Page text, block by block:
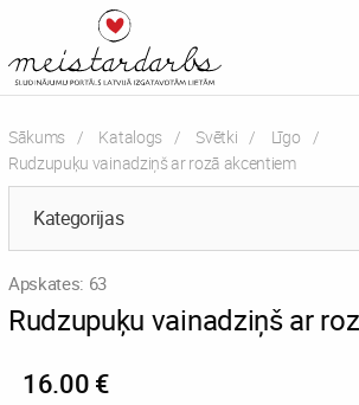
Sākums Katalogs Svētki
Līgo
Current:
Rudzupuķu vainadziņš ar rozā akcentiem
Kategorijas
Apskates: 63
Rudzupuķu vainadziņš ar
16.00 €